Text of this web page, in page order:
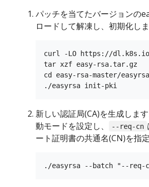
パッチを当てたバージョンの
ロードして解凍し、初期化しま
curl -LO https://
tar xzf easy-rsa.tar.gz
cd easy-rsa-master/
新しい認証局(CA)を生成します
動モードを設定し、
--req-cn
ート証明書の共通名(CN)を指定